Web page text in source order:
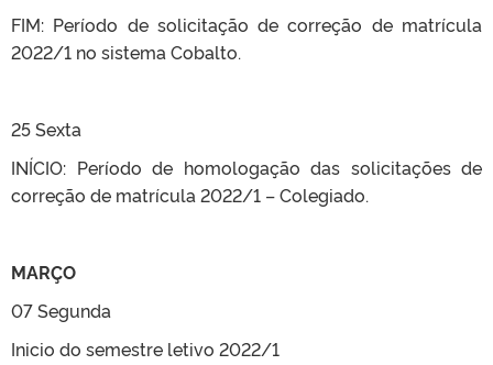
FIM: Período de solicitação de correção de matrícula
2022/1 no sistema Cobalto.
25 Sexta
INÍCIO: Período de homologação das solicitações de
correção de matrícula 2022/1 – Colegiado.
MARÇO
07 Segunda
Inicio do semestre letivo 2022/1